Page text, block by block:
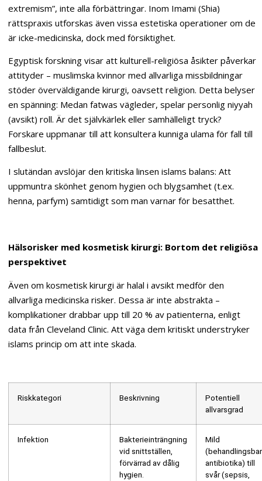
extremism”, inte alla förbättringar. Inom Imami (Shia)
rättspraxis utforskas även vissa estetiska operationer om de
är icke-medicinska, dock med försiktighet.
Egyptisk forskning visar att kulturell-religiösa åsikter påverkar
attityder – muslimska kvinnor med allvarliga missbildningar
stöder överväldigande kirurgi, oavsett religion. Detta belyser
en spänning: Medan fatwas vägleder, spelar personlig niyyah
(avsikt) roll. Är det självkärlek eller samhälleligt tryck?
Forskare uppmanar till att konsultera kunniga ulama för fall till
fallbeslut.
I slutändan avslöjar den kritiska linsen islams balans: Att
uppmuntra skönhet genom hygien och blygsamhet (t.ex.
henna, parfym) samtidigt som man varnar för besatthet.
Hälsorisker med kosmetisk kirurgi: Bortom det religiösa
perspektivet
Även om kosmetisk kirurgi är halal i avsikt medför den
allvarliga medicinska risker. Dessa är inte abstrakta –
komplikationer drabbar upp till 20 % av patienterna, enligt
data från Cleveland Clinic. Att väga dem kritiskt understryker
islams princip om att inte skada.
Riskkategori Beskrivning
Potentiell
allvarsgrad
Infektion
Bakterieinträngning
vid snittställen,
förvärrad av dålig
hygien.
Mild
(behandlingsbar
antibiotika) till
svår (sepsis,